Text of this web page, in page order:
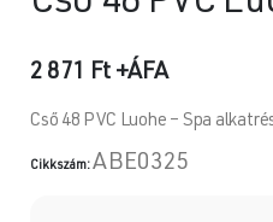
2 871 Ft+ÁFA
Cső 48 PVC Luohe – Spa
Cikkszám:ABE0325